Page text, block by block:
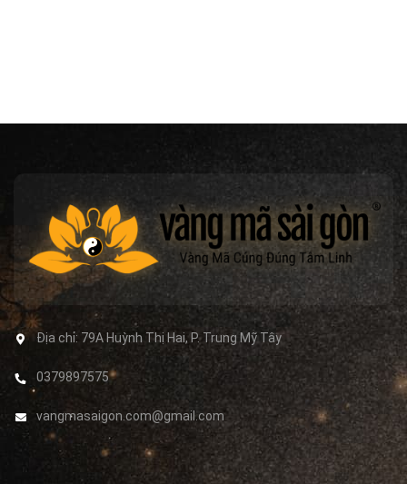
Địa chỉ: 79A Huỳnh Thị Hai, P. Trung Mỹ Tây
0379897575
vangmasaigon.com@gmail.com